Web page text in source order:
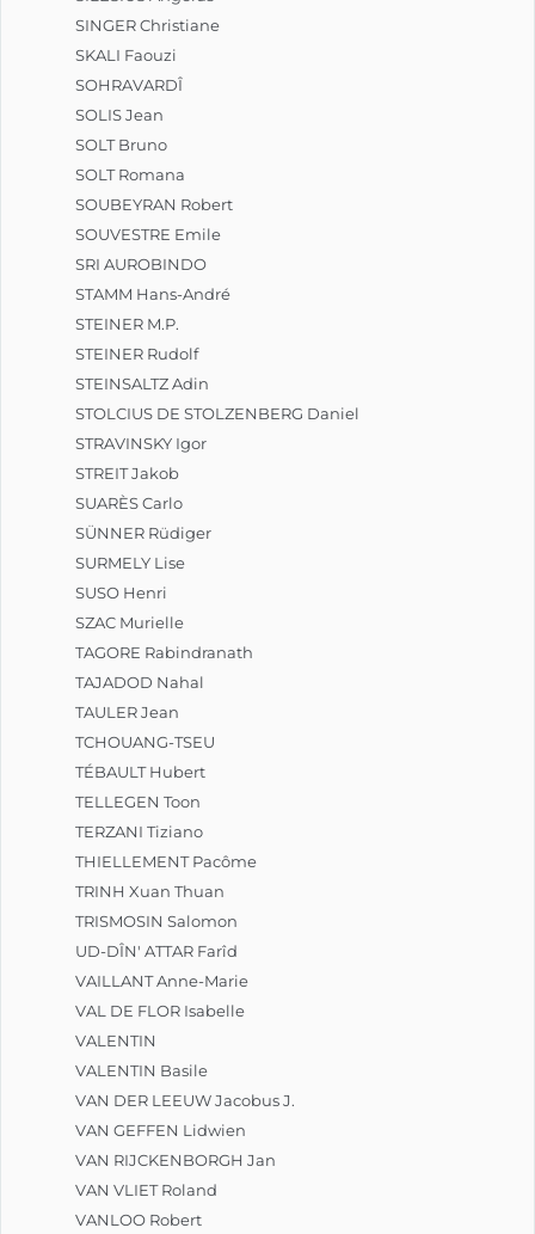
SINGER Christiane
SKALI Faouzi
SOHRAVARDÎ
SOLIS Jean
SOLT Bruno
SOLT Romana
SOUBEYRAN Robert
SOUVESTRE Emile
SRI AUROBINDO
STAMM Hans-André
STEINER M.P.
STEINER Rudolf
STEINSALTZ Adin
STOLCIUS DE STOLZENBERG Daniel
STRAVINSKY Igor
STREIT Jakob
SUARÈS Carlo
SÜNNER Rüdiger
SURMELY Lise
SUSO Henri
SZAC Murielle
TAGORE Rabindranath
TAJADOD Nahal
TAULER Jean
TCHOUANG-TSEU
TÉBAULT Hubert
TELLEGEN Toon
TERZANI Tiziano
THIELLEMENT Pacôme
TRINH Xuan Thuan
TRISMOSIN Salomon
UD-DÎN' ATTAR Farîd
VAILLANT Anne-Marie
VAL DE FLOR Isabelle
VALENTIN
VALENTIN Basile
VAN DER LEEUW Jacobus J.
VAN GEFFEN Lidwien
VAN RIJCKENBORGH Jan
VAN VLIET Roland
VANLOO Robert